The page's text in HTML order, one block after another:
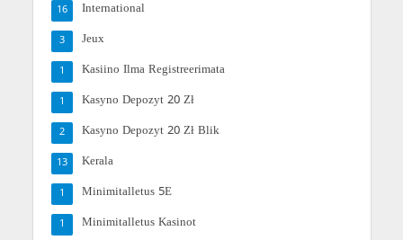
International
16
Jeux
3
Kasiino Ilma Registreerimata
1
Kasyno Depozyt 20 Zł
1
Kasyno Depozyt 20 Zł Blik
2
Kerala
13
Minimitalletus 5E
1
Minimitalletus Kasinot
1